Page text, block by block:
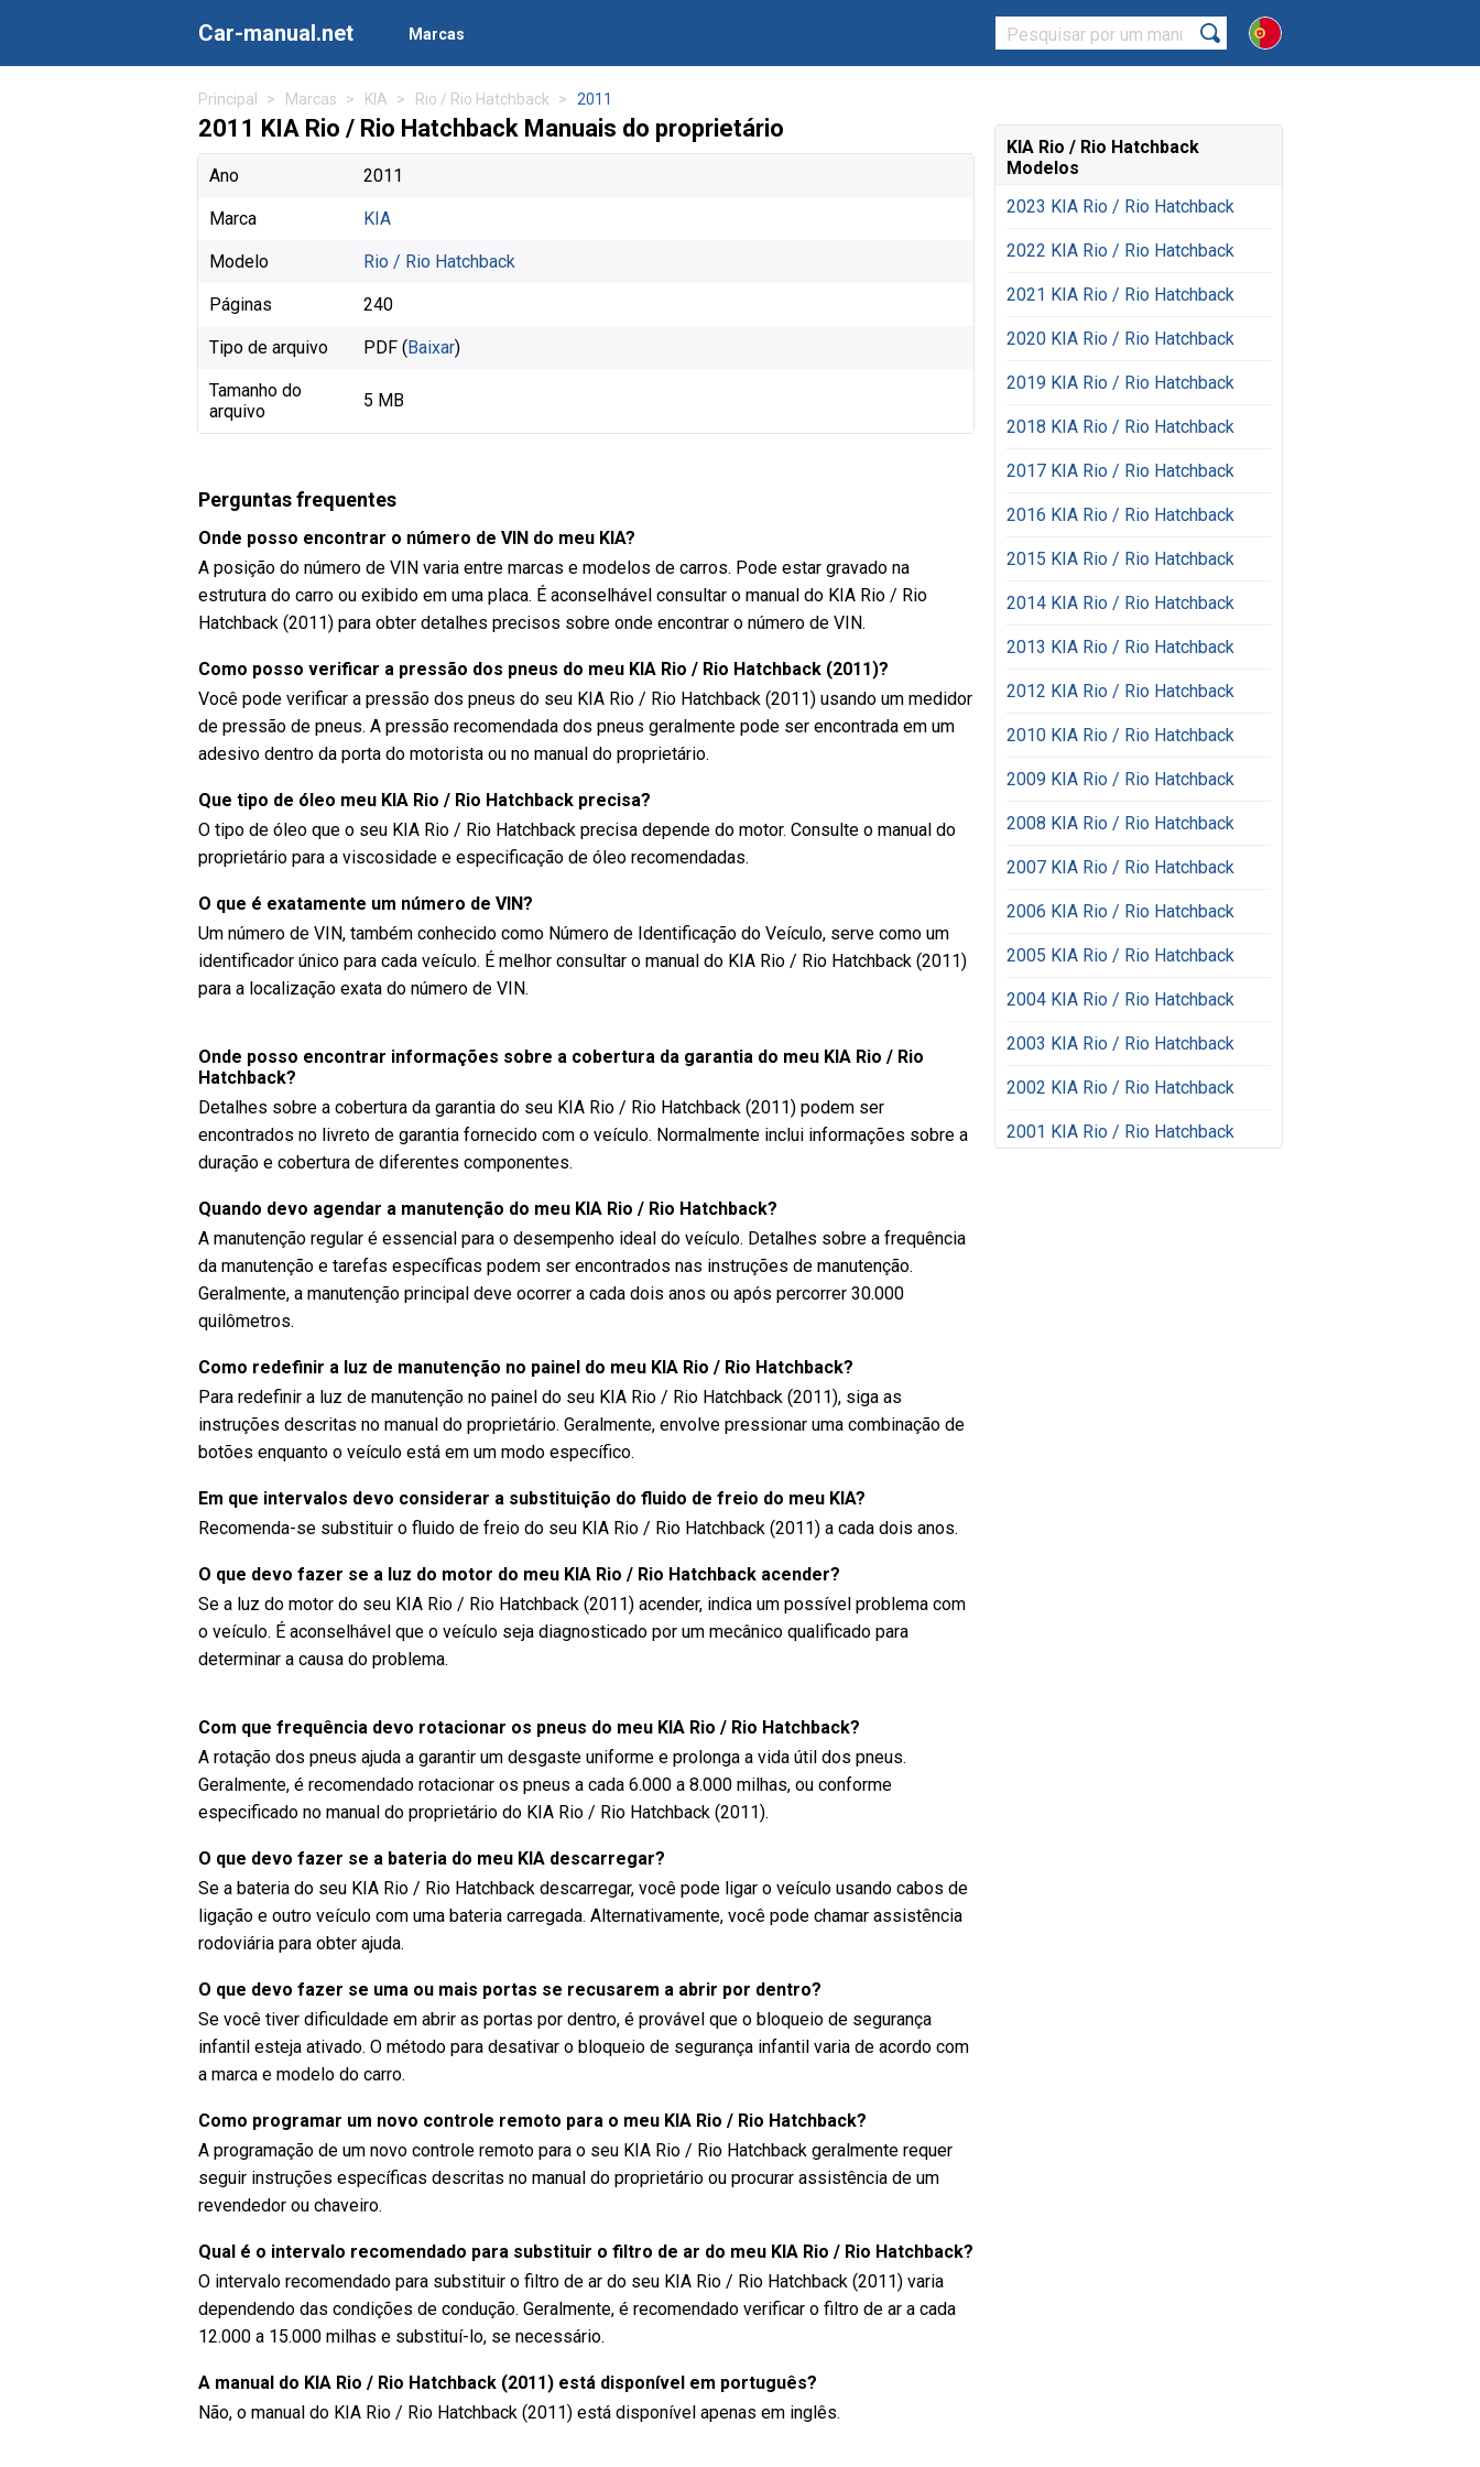
Car-manual.net Marcas
Principal Marcas KIA Rio / Rio Hatchback 2011
2011 KIA Rio / Rio Hatchback Manuais do proprietário
Ano 2011
Marca KIA
Modelo Rio / Rio Hatchback
Páginas 240
Tipo de arquivo PDF (Baixar)
Tamanho do
arquivo
5 MB
Perguntas frequentes
Onde posso encontrar o número de VIN do meu KIA?
A posição do número de VIN varia entre marcas e modelos de carros. Pode estar gravado na
estrutura do carro ou exibido em uma placa. É aconselhável consultar o manual do KIA Rio / Rio
Hatchback (2011) para obter detalhes precisos sobre onde encontrar o número de VIN.
Como posso verificar a pressão dos pneus do meu KIA Rio / Rio Hatchback (2011)?
Você pode verificar a pressão dos pneus do seu KIA Rio / Rio Hatchback (2011) usando um medidor
de pressão de pneus. A pressão recomendada dos pneus geralmente pode ser encontrada em um
adesivo dentro da porta do motorista ou no manual do proprietário.
Que tipo de óleo meu KIA Rio / Rio Hatchback precisa?
O tipo de óleo que o seu KIA Rio / Rio Hatchback precisa depende do motor. Consulte o manual do
proprietário para a viscosidade e especificação de óleo recomendadas.
O que é exatamente um número de VIN?
Um número de VIN, também conhecido como Número de Identificação do Veículo, serve como um
identificador único para cada veículo. É melhor consultar o manual do KIA Rio / Rio Hatchback (2011)
para a localização exata do número de VIN.
Onde posso encontrar informações sobre a cobertura da garantia do meu KIA Rio / Rio
Hatchback?
Detalhes sobre a cobertura da garantia do seu KIA Rio / Rio Hatchback (2011) podem ser
encontrados no livreto de garantia fornecido com o veículo. Normalmente inclui informações sobre a
duração e cobertura de diferentes componentes.
Quando devo agendar a manutenção do meu KIA Rio / Rio Hatchback?
A manutenção regular é essencial para o desempenho ideal do veículo. Detalhes sobre a frequência
da manutenção e tarefas específicas podem ser encontrados nas instruções de manutenção.
Geralmente, a manutenção principal deve ocorrer a cada dois anos ou após percorrer 30.000
quilômetros.
Como redefinir a luz de manutenção no painel do meu KIA Rio / Rio Hatchback?
Para redefinir a luz de manutenção no painel do seu KIA Rio / Rio Hatchback (2011), siga as
instruções descritas no manual do proprietário. Geralmente, envolve pressionar uma combinação de
botões enquanto o veículo está em um modo específico.
Em que intervalos devo considerar a substituição do fluido de freio do meu KIA?
Recomenda-se substituir o fluido de freio do seu KIA Rio / Rio Hatchback (2011) a cada dois anos.
O que devo fazer se a luz do motor do meu KIA Rio / Rio Hatchback acender?
Se a luz do motor do seu KIA Rio / Rio Hatchback (2011) acender, indica um possível problema com
o veículo. É aconselhável que o veículo seja diagnosticado por um mecânico qualificado para
determinar a causa do problema.
Com que frequência devo rotacionar os pneus do meu KIA Rio / Rio Hatchback?
A rotação dos pneus ajuda a garantir um desgaste uniforme e prolonga a vida útil dos pneus.
Geralmente, é recomendado rotacionar os pneus a cada 6.000 a 8.000 milhas, ou conforme
especificado no manual do proprietário do KIA Rio / Rio Hatchback (2011).
O que devo fazer se a bateria do meu KIA descarregar?
Se a bateria do seu KIA Rio / Rio Hatchback descarregar, você pode ligar o veículo usando cabos de
ligação e outro veículo com uma bateria carregada. Alternativamente, você pode chamar assistência
rodoviária para obter ajuda.
O que devo fazer se uma ou mais portas se recusarem a abrir por dentro?
Se você tiver dificuldade em abrir as portas por dentro, é provável que o bloqueio de segurança
infantil esteja ativado. O método para desativar o bloqueio de segurança infantil varia de acordo com
a marca e modelo do carro.
Como programar um novo controle remoto para o meu KIA Rio / Rio Hatchback?
A programação de um novo controle remoto para o seu KIA Rio / Rio Hatchback geralmente requer
seguir instruções específicas descritas no manual do proprietário ou procurar assistência de um
revendedor ou chaveiro.
Qual é o intervalo recomendado para substituir o filtro de ar do meu KIA Rio / Rio Hatchback?
O intervalo recomendado para substituir o filtro de ar do seu KIA Rio / Rio Hatchback (2011) varia
dependendo das condições de condução. Geralmente, é recomendado verificar o filtro de ar a cada
12.000 a 15.000 milhas e substituí-lo, se necessário.
A manual do KIA Rio / Rio Hatchback (2011) está disponível em português?
Não, o manual do KIA Rio / Rio Hatchback (2011) está disponível apenas em inglês.
KIA Rio / Rio Hatchback
Modelos
2023 KIA Rio / Rio Hatchback
2022 KIA Rio / Rio Hatchback
2021 KIA Rio / Rio Hatchback
2020 KIA Rio / Rio Hatchback
2019 KIA Rio / Rio Hatchback
2018 KIA Rio / Rio Hatchback
2017 KIA Rio / Rio Hatchback
2016 KIA Rio / Rio Hatchback
2015 KIA Rio / Rio Hatchback
2014 KIA Rio / Rio Hatchback
2013 KIA Rio / Rio Hatchback
2012 KIA Rio / Rio Hatchback
2010 KIA Rio / Rio Hatchback
2009 KIA Rio / Rio Hatchback
2008 KIA Rio / Rio Hatchback
2007 KIA Rio / Rio Hatchback
2006 KIA Rio / Rio Hatchback
2005 KIA Rio / Rio Hatchback
2004 KIA Rio / Rio Hatchback
2003 KIA Rio / Rio Hatchback
2002 KIA Rio / Rio Hatchback
2001 KIA Rio / Rio Hatchback